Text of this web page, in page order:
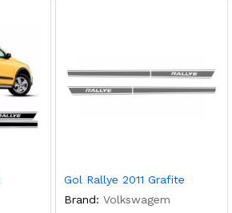
Gol Rallye 2011 Grafite
Brand: Volkswagem